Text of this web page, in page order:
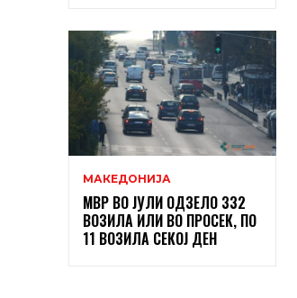
МАКЕДОНИЈА
МВР ВО ЈУЛИ ОДЗЕЛО 332
ВОЗИЛА ИЛИ ВО ПРОСЕК, ПО
11 ВОЗИЛА СЕКОЈ ДЕН